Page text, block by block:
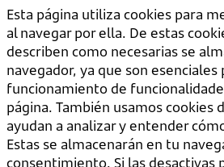
Esta página utiliza cookies para
al navegar por ella. De estas
describen como necesarias se
navegador, ya que son esenciales
funcionamiento de
página. También usamos cookies
ayudan a analizar y entender
Estas se almacenarán en tu
consentimiento. Si las desactivas